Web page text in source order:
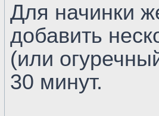
Для начинки
добавить
(или
30 минут.